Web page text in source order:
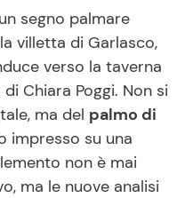
segno palmare
villetta di Garlasco,
verso la taverna
Chiara Poggi. Non si
ma del palmo di
impresso su una
non è mai
ma le nuove analisi